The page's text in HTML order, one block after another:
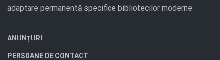
adaptare permanentă specifice bibliotecilor moderne.
ANUNȚURI
PERSOANE DE CONTACT